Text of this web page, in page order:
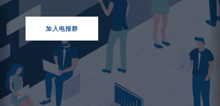
加入电报群